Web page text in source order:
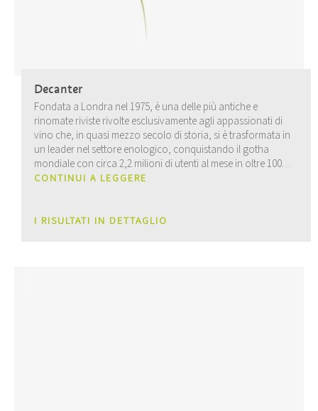
Decanter
Fondata a Londra nel 1975, è una delle più antiche e
rinomate riviste rivolte esclusivamente agli appassionati di
vino che, in quasi mezzo secolo di storia, si è trasformata in
un leader nel settore enologico, conquistando il gotha
mondiale con circa 2,2 milioni di utenti al mese in oltre 100
Paesi, attraverso i suoi canali cartacei, digitali e social.
CONTINUI A LEGGERE
I RISULTATI IN DETTAGLIO